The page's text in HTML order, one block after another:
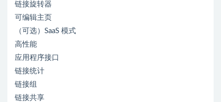
链接旋转器
可编辑主页
（可选）SaaS 模式
高性能
应用程序接口
链接统计
链接组
链接共享